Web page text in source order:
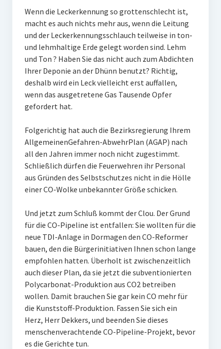
Wenn die Leckerkennung so grottenschlecht ist,
macht es auch nichts mehr aus, wenn die Leitung
und der Leckerkennungsschlauch teilweise in ton-
und lehmhaltige Erde gelegt worden sind. Lehm
und Ton ? Haben Sie das nicht auch zum Abdichten
Ihrer Deponie an der Dhünn benutzt? Richtig,
deshalb wird ein Leck vielleicht erst auffallen,
wenn das ausgetretene Gas Tausende Opfer
gefordert hat.
Folgerichtig hat auch die Bezirksregierung Ihrem
AllgemeinenGefahren-AbwehrPlan (AGAP) nach
all den Jahren immer noch nicht zugestimmt.
Schließlich dürfen die Feuerwehren ihr Personal
aus Gründen des Selbstschutzes nicht in die Hölle
einer CO-Wolke unbekannter Größe schicken.
Und jetzt zum Schluß kommt der Clou. Der Grund
für die CO-Pipeline ist entfallen: Sie wollten für die
neue TDI-Anlage in Dormagen den CO-Reformer
bauen, den die Bürgerinitiativen Ihnen schon lange
empfohlen hatten. Überholt ist zwischenzeitlich
auch dieser Plan, da sie jetzt die subventionierten
Polycarbonat-Produktion aus CO2 betreiben
wollen. Damit brauchen Sie gar kein CO mehr für
die Kunststoff-Produktion. Fassen Sie sich ein
Herz, Herr Dekkers, und beenden Sie dieses
menschenverachtende CO-Pipeline-Projekt, bevor
es die Gerichte tun.